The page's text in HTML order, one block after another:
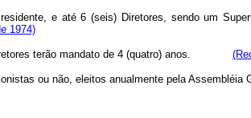
e até 6 (seis) Diretores, sendo um
1974)
terão mandato de 4 (quatro) anos.
ou não, eleitos anualmente pela Assembléia